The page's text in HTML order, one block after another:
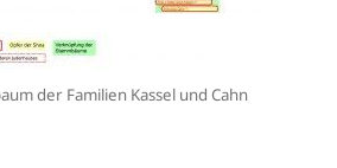
der Familien Kassel und Cahn